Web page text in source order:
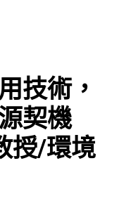
技術，
契機
授/環境